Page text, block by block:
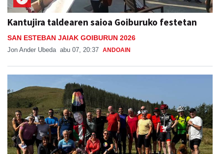
Kantujira taldearen saioa Goiburuko festetan
SAN ESTEBAN JAIAK GOIBURUN 2026
Jon Ander Ubeda abu 07, 20:37 ANDOAIN